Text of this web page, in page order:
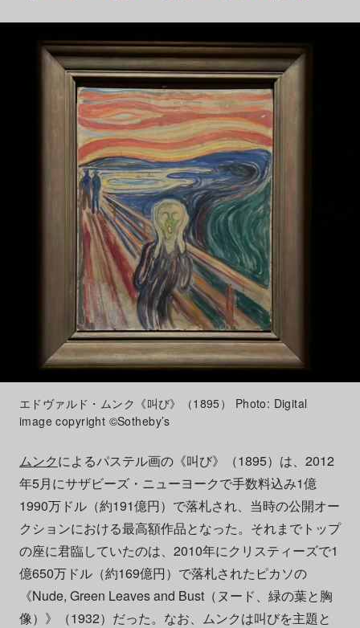
エドヴァルド・ムンク《叫び》（1895） Photo: Digital
image copyright ©Sotheby’s
ムンクによるパステル画の《叫び》（1895）は、2012
年5月にサザビーズ・ニューヨークで手数料込み1億
1990万ドル（約191億円）で落札され、当時の公開オー
クションにおける最高額作品となった。それまでトップ
の座に君臨していたのは、2010年にクリスティーズで1
億650万ドル（約169億円）で落札されたピカソの
《Nude, Green Leaves and Bust（ヌード、緑の葉と胸
像）》（1932）だった。なお、ムンクは叫びを主題と